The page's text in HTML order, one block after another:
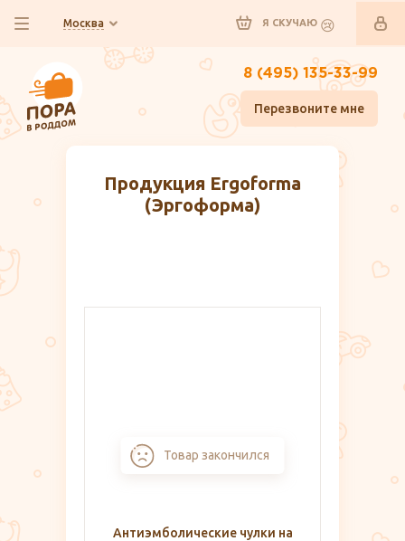
Москва Я СКУЧАЮ
8 (495) 135-33-99
Перезвоните мне
Продукция Ergoforma
(Эргоформа)
Товар закончился
Антиэмболические чулки на